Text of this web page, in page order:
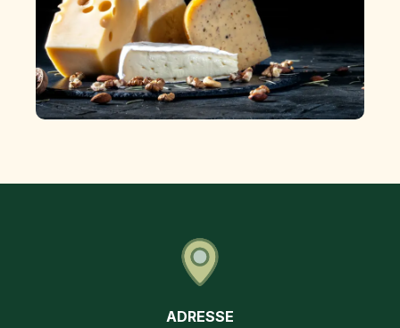
ADRESSE